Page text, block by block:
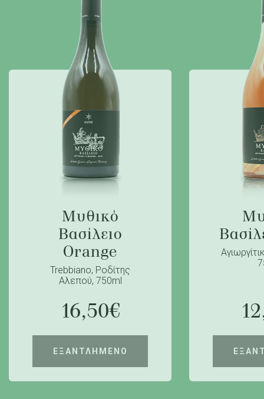
Μυθικό
Βασίλειο
Orange
Trebbiano, Ροδίτης
Αλεπού, 750ml
16,50€
ΕΞΑΝΤΛΗΜΕΝΟ